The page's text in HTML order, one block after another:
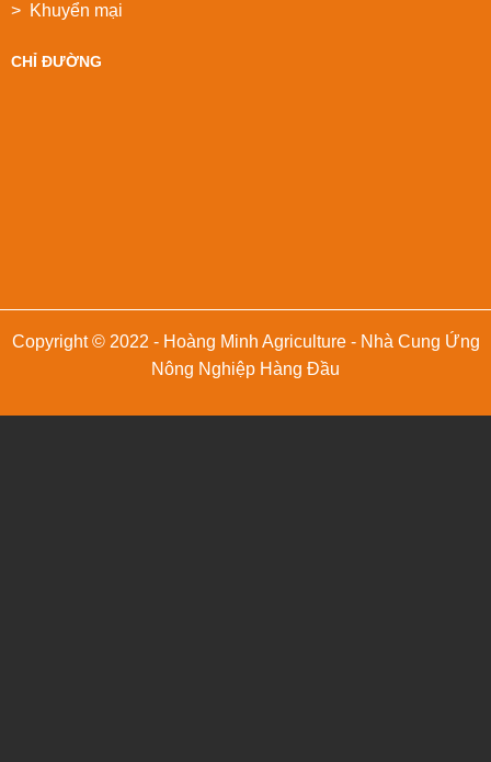
> Khuyển mại
CHỈ ĐƯỜNG
Copyright © 2022 - Hoàng Minh Agriculture - Nhà Cung Ứng
Nông Nghiệp Hàng Đầu